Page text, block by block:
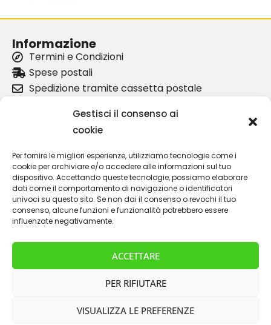
Gestisci il consenso ai
cookie
Per fornire le migliori esperienze, utilizziamo tecnologie come i
cookie per archiviare e/o accedere alle informazioni sul tuo
dispositivo. Accettando queste tecnologie, possiamo elaborare
dati come il comportamento di navigazione o identificatori
univoci su questo sito. Se non dai il consenso o revochi il tuo
consenso, alcune funzioni e funzionalità potrebbero essere
influenzate negativamente.
ACCETTARE
PER RIFIUTARE
VISUALIZZA LE PREFERENZE
Informazione
Termini e Condizioni
Spese postali
Spedizione tramite cassetta postale
Chi siamo
politica sulla riservatezza
Informazioni sul prodotto
Coprimozzo Lancia Kappa Coupè
Maniglia porta Lancia Delta Integrale
Leva cambio Lancia Kappa
Logo elefante Lancia Ypsilon
Assistenza clienti
Il mio conto